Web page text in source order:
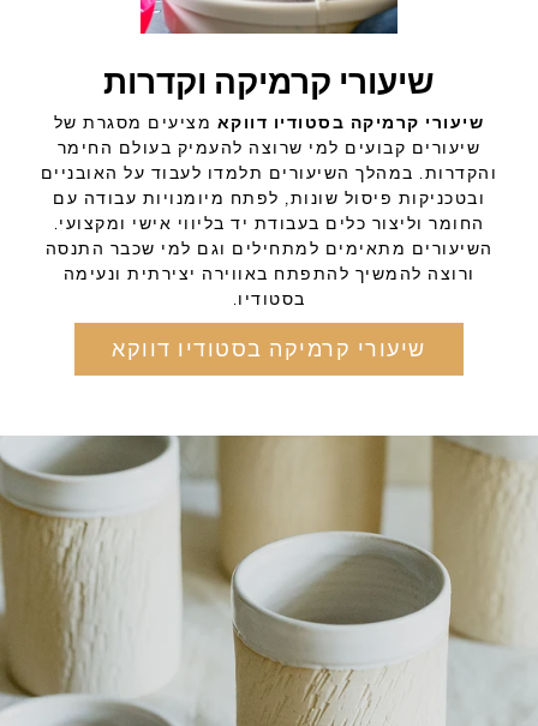
שיעורי קרמיקה וקדרות
שיעורי קרמיקה בסטודיו דווקא מציעים מסגרת של
שיעורים קבועים למי שרוצה להעמיק בעולם החימר
והקדרות. במהלך השיעורים תלמדו לעבוד על האובניים
ובטכניקות פיסול שונות, לפתח מיומנויות עבודה עם
החומר וליצור כלים בעבודת יד בליווי אישי ומקצועי.
השיעורים מתאימים למתחילים וגם למי שכבר התנסה
ורוצה להמשיך להתפתח באווירה יצירתית ונעימה
בסטודיו.
שיעורי קרמיקה בסטודיו דווקא